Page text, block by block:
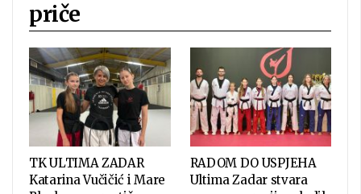
priče
TK ULTIMA ZADAR
Katarina Vučičić i Mare
RADOM DO USPJEHA
Ultima Zadar stvara